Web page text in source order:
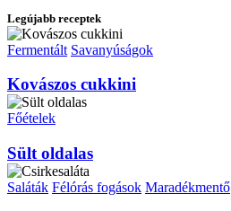
Legújabb receptek
Fermentált Savanyúságok
Kovászos cukkini
Főételek
Sült oldalas
Saláták Félórás fogások Maradékmentő